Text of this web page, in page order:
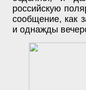
российскую
сообщение, как
и однажды